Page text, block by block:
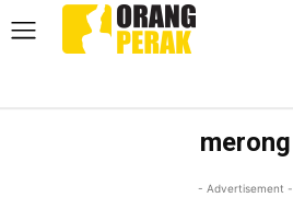
merong
- Advertisement -